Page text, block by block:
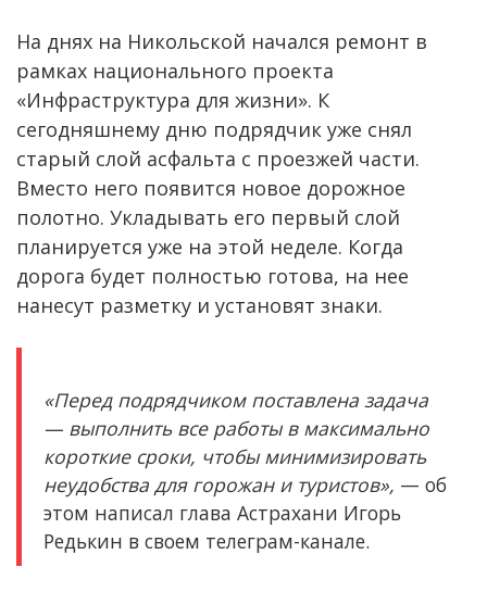
На днях на Никольской начался ремонт в
рамках национального проекта
«Инфраструктура для жизни». К
сегодняшнему дню подрядчик уже снял
старый слой асфальта с проезжей части.
Вместо него появится новое дорожное
полотно. Укладывать его первый слой
планируется уже на этой неделе. Когда
дорога будет полностью готова, на нее
нанесут разметку и установят знаки.
«Перед подрядчиком поставлена задача
— выполнить все работы в максимально
короткие сроки, чтобы минимизировать
неудобства для горожан и туристов», — об
этом написал глава Астрахани Игорь
Редькин в своем телеграм-канале.